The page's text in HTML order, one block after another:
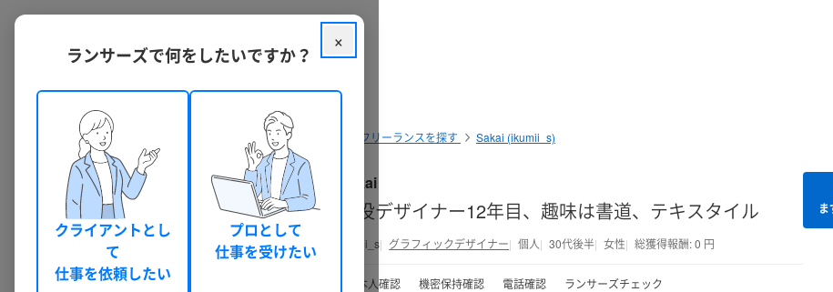
クラウドソーシング ランサーズ フリーランスを探す Sakai (ikumii_s)
Sakai
現役デザイナー12年目、趣味は書道、テキスタイル
ikumii_s グラフィックデザイナー 個人 30代後半 女性 総獲得報酬: 0 円
本人確認 機密保持確認 電話確認 ランサーズチェック
×
ランサーズで何をしたいですか？
クライアントとし
て
仕事を依頼したい
プロとして
仕事を受けたい